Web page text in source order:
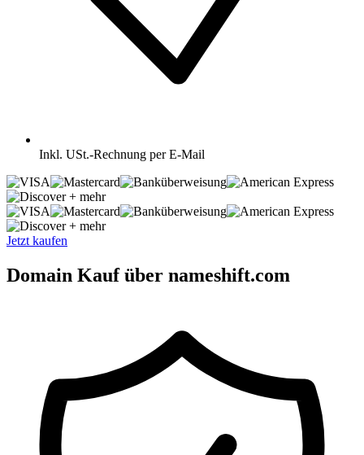
Inkl. USt.-Rechnung per E-Mail
+ mehr
+ mehr
Jetzt kaufen
Domain Kauf über nameshift.com